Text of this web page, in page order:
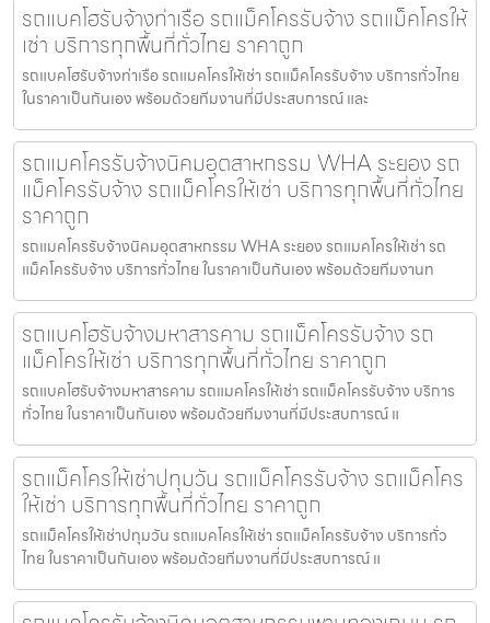
รถแบคโฮรับจ้างท่าเรือ รถแม็คโครรับจ้าง รถแม็คโครให้
เช่า บริการทุกพื้นที่ทั่วไทย ราคาถูก
รถแบคโฮรับจ้างท่าเรือ รถแมคโครให้เช่า รถแม็คโครรับจ้าง บริการทั่วไทย
ในราคาเป็นกันเอง พร้อมด้วยทีมงานที่มีประสบการณ์ และ
รถแมคโครรับจ้างนิคมอุตสาหกรรม WHA ระยอง รถ
แม็คโครรับจ้าง รถแม็คโครให้เช่า บริการทุกพื้นที่ทั่วไทย
ราคาถูก
รถแมคโครรับจ้างนิคมอุตสาหกรรม WHA ระยอง รถแมคโครให้เช่า รถ
แม็คโครรับจ้าง บริการทั่วไทย ในราคาเป็นกันเอง พร้อมด้วยทีมงานท
รถแบคโฮรับจ้างมหาสารคาม รถแม็คโครรับจ้าง รถ
แม็คโครให้เช่า บริการทุกพื้นที่ทั่วไทย ราคาถูก
รถแบคโฮรับจ้างมหาสารคาม รถแมคโครให้เช่า รถแม็คโครรับจ้าง บริการ
ทั่วไทย ในราคาเป็นกันเอง พร้อมด้วยทีมงานที่มีประสบการณ์ แ
รถแม็คโครให้เช่าปทุมวัน รถแม็คโครรับจ้าง รถแม็คโคร
ให้เช่า บริการทุกพื้นที่ทั่วไทย ราคาถูก
รถแม็คโครให้เช่าปทุมวัน รถแมคโครให้เช่า รถแม็คโครรับจ้าง บริการทั่ว
ไทย ในราคาเป็นกันเอง พร้อมด้วยทีมงานที่มีประสบการณ์ แ